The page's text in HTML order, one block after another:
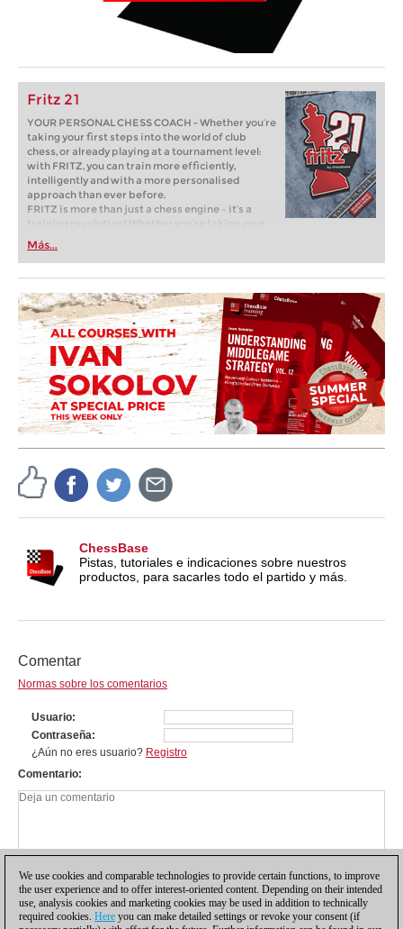
Fritz 21
YOUR PERSONAL CHESS COACH - Whether you’re
taking your first steps into the world of club
chess, or already playing at a tournament level:
with FRITZ, you can train more efficiently,
intelligently and with a more personalised
approach than ever before.
FRITZ is more than just a chess engine – it’s a
training revolution! Whether you’re taking your
first steps into the world of club chess, or already
playing at a tournament level: with FRITZ, you can
train more efficiently, intelligently and with a
more personalised approach than ever before.
Más...
ChessBase
Pistas, tutoriales e indicaciones sobre nuestros
productos, para sacarles todo el partido y más.
Comentar
Normas sobre los comentarios
Usuario
Contraseña
¿Aún no eres usuario? Registro
Comentario
We use cookies and comparable technologies to provide certain functions, to improve
the user experience and to offer interest-oriented content. Depending on their intended
use, analysis cookies and marketing cookies may be used in addition to technically
required cookies. Here you can make detailed settings or revoke your consent (if